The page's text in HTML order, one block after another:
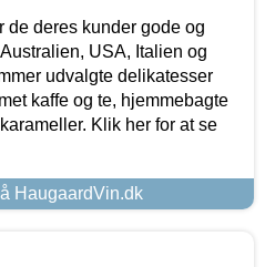
de deres kunder gode og
USA, Italien og
udvalgte delikatesser
kaffe og te, hjemmebagte
Klik her for at se
HaugaardVin.dk